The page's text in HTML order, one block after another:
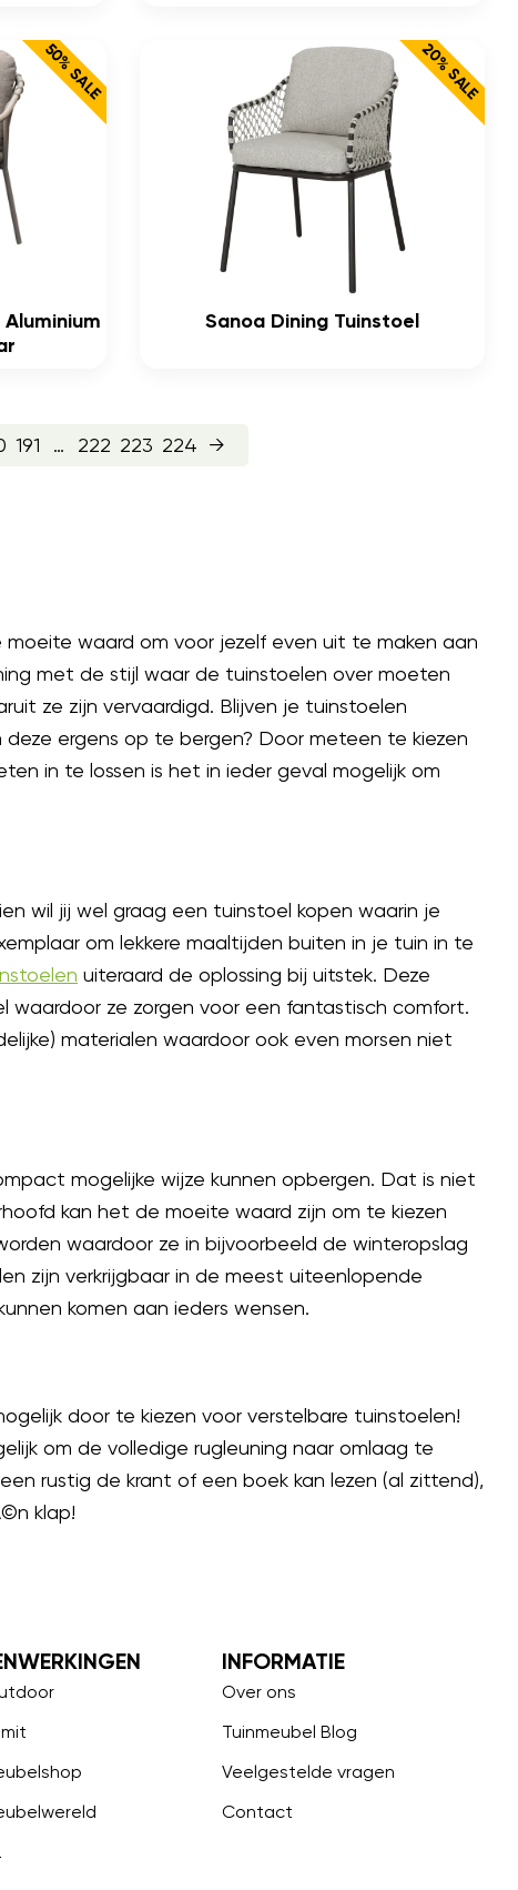
50% SALE 20% SALE
Sanoa Dining Tuinstoel
191 … 222 223 224 →
waard om voor jezelf even uit te maken aan
met de stijl waar de tuinstoelen over moeten
ze zijn vervaardigd. Blijven je tuinstoelen
ergens op te bergen? Door meteen te kiezen
in te lossen is het in ieder geval mogelijk om
wil jij wel graag een tuinstoel kopen waarin je
om lekkere maaltijden buiten in je tuin in te
uiteraard de oplossing bij uitstek. Deze
ze zorgen voor een fantastisch comfort.
materialen waardoor ook even morsen niet
mogelijke wijze kunnen opbergen. Dat is niet
kan het de moeite waard zijn om te kiezen
waardoor ze in bijvoorbeeld de winteropslag
zijn verkrijgbaar in de meest uiteenlopende
komen aan ieders wensen.
door te kiezen voor verstelbare tuinstoelen!
om de volledige rugleuning naar omlaag te
rustig de krant of een boek kan lezen (al zittend),
klap!
INFORMATIE
Over ons
Tuinmeubel Blog
Veelgestelde vragen
Contact